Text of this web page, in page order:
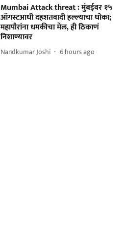
Mumbai Attack threat : मुंबईवर १५
ऑगस्टआधी दहशतवादी हल्ल्याचा धोका;
महापौरांना धमकीचा मेल, ही ठिकाणं
निशाण्यावर
Nandkumar Joshi 6 hours ago